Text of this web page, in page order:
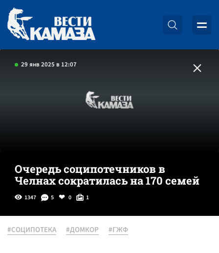
29 янв 2025 в 12:07
Очередь соципотечников в
Челнах сократилась на 170 семей
1347 5 0 1
#СОЦИПОТЕКА #ДОМКОР #ГЖФ